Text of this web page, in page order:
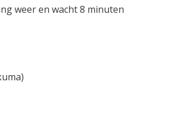
weer en wacht 8 minuten